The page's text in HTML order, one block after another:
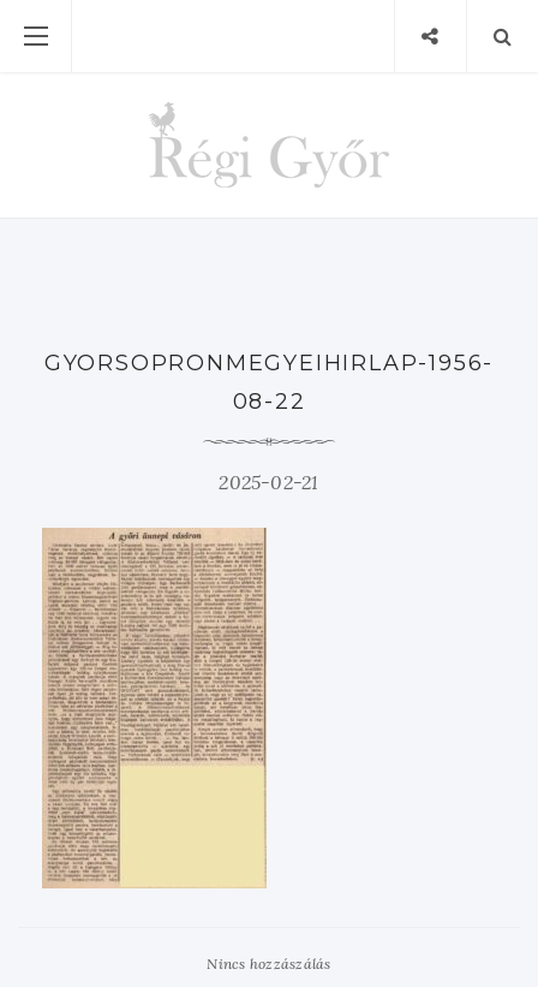
GYORSOPRONMEGYEIHIRLAP-1956-
08-22
2025-02-21
Nincs hozzászálás